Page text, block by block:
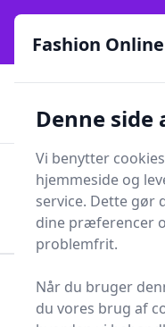
Fashion Online - Din
online siden 2017
Lynhurtig levering
Søg
Forside Sundhed
Barbergrej
Fashion Online
Denne side
Vi benytter
hjemmeside og
service. Dette gør
dine præferencer
problemfrit.
Når du bruger
du vores brug af